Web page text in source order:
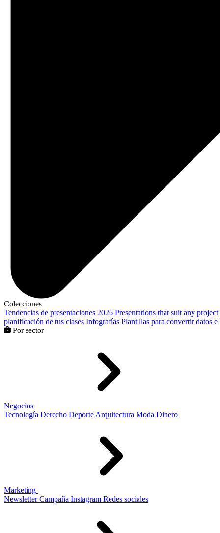
Colecciones
Tendencias de presentaciones 2026 Presentations that suit any project
planificación de tus clases Infografías Plantillas para convertir datos
Por sector
Negocios
Tecnología Derecho Deporte Arquitectura Moda Dinero
Marketing
Newsletter Campaña Instagram Redes sociales